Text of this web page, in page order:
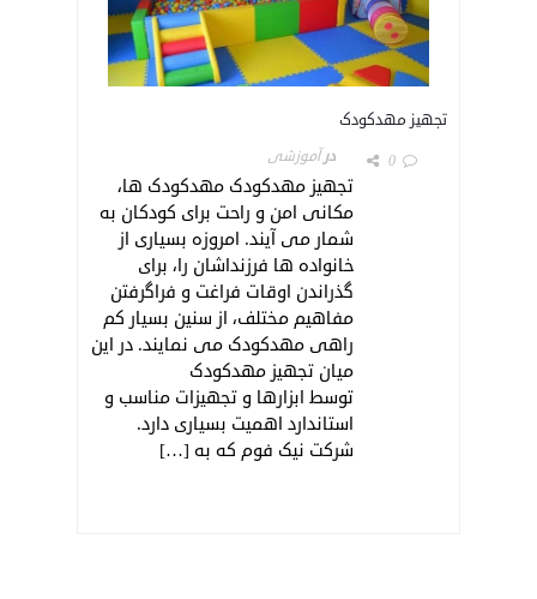
تجهیز مهدکودک
درآموزشی 0
تجهیز مهدکودک مهدکودک ها،
مکانی امن و راحت برای کودکان به
شمار می آیند. امروزه بسیاری از
خانواده ها فرزنداشان را، برای
گذراندن اوقات فراغت و فراگرفتن
مفاهیم مختلف، از سنین بسیار کم
راهی مهدکودک می نمایند. در این
میان تجهیز مهدکودک
توسط ابزارها و تجهیزات مناسب و
استاندارد اهمیت بسیاری دارد.
شرکت نیک فوم که به […]